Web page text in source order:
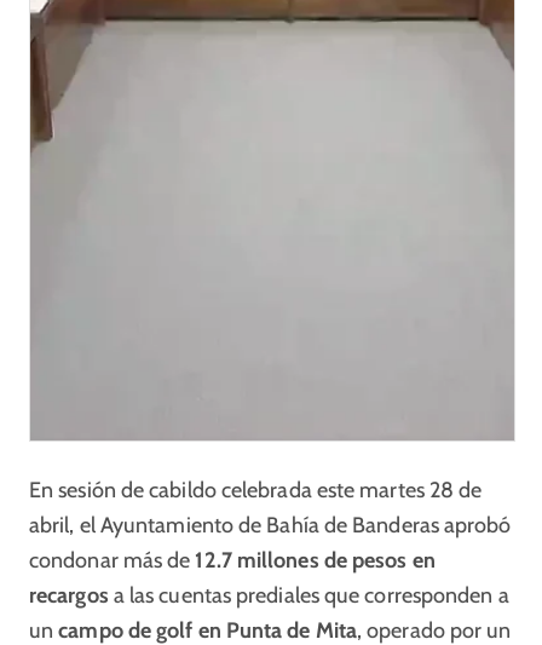
En sesión de cabildo celebrada este martes 28 de
abril, el Ayuntamiento de Bahía de Banderas aprobó
condonar más de 12.7 millones de pesos en
recargos a las cuentas prediales que corresponden a
uncampo de golf en Punta de Mita, operado por un